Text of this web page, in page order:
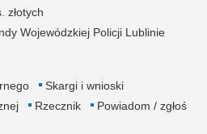
złotych
Wojewódzkiej Policji Lublinie
Skargi i wnioski
Rzecznik
Powiadom / zgłoś